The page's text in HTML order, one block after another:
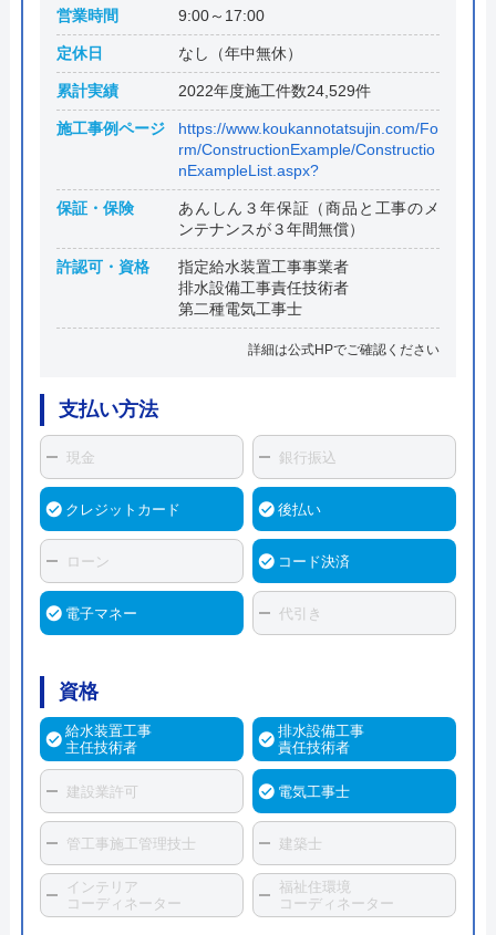
営業時間 9:00～17:00
定休日 なし（年中無休）
累計実績 2022年度施工件数24,529件
施工事例ページ
https://www.koukannotatsujin.com/Fo
rm/ConstructionExample/Constructio
nExampleList.aspx?
保証・保険
あんしん３年保証（商品と工事のメ
ンテナンスが３年間無償）
許認可・資格
指定給水装置工事事業者
排水設備工事責任技術者
第二種電気工事士
詳細は公式HPでご確認ください
支払い方法
現金 銀行振込
クレジットカード 後払い
ローン コード決済
電子マネー 代引き
資格
給水装置工事
主任技術者
排水設備工事
責任技術者
建設業許可 電気工事士
管工事施工管理技士 建築士
インテリア
コーディネーター
福祉住環境
コーディネーター